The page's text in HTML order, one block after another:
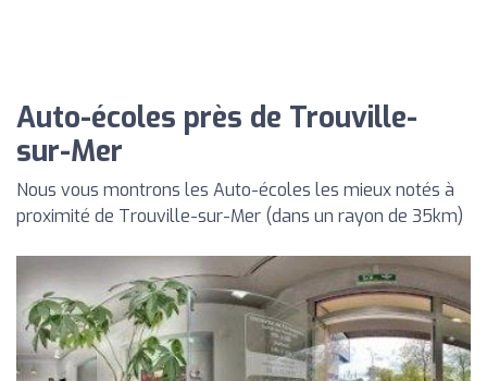
Auto-écoles près de Trouville-
sur-Mer
Nous vous montrons les Auto-écoles les mieux notés à
proximité de Trouville-sur-Mer (dans un rayon de 35km)